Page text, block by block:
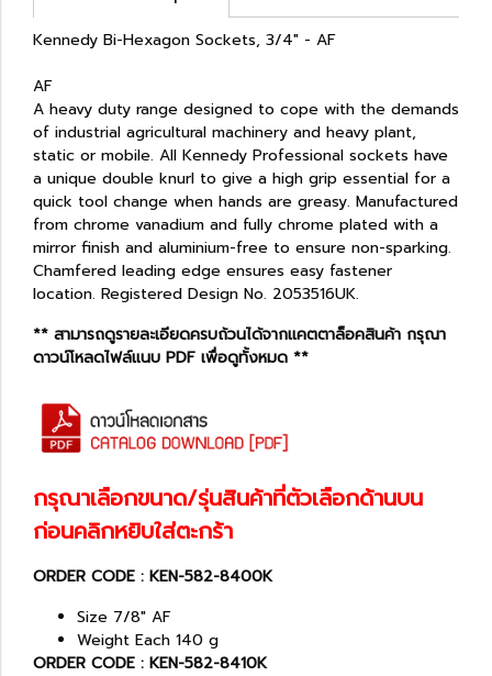
Kennedy Bi-Hexagon Sockets, 3/4" - AF
AF
A heavy duty range designed to cope with the demands
of industrial agricultural machinery and heavy plant,
static or mobile. All Kennedy Professional sockets have
a unique double knurl to give a high grip essential for a
quick tool change when hands are greasy. Manufactured
from chrome vanadium and fully chrome plated with a
mirror finish and aluminium-free to ensure non-sparking.
Chamfered leading edge ensures easy fastener
location. Registered Design No. 2053516UK.
** สามารถดูรายละเอียดครบถ้วนได้จากแคตตาล็อคสินค้า กรุณา
ดาวน์โหลดไฟล์แนบ PDF เพื่อดูทั้งหมด **
กรุณาเลือกขนาด/รุ่นสินค้าที่ตัวเลือกด้านบน
ก่อนคลิกหยิบใส่ตะกร้า
ORDER CODE : KEN-582-8400K
Size 7/8" AF
Weight Each 140 g
ORDER CODE : KEN-582-8410K